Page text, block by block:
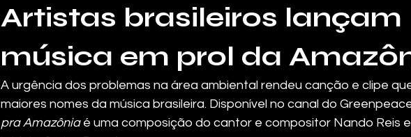
Artistas brasileiros lançam
música em prol da
A urgência dos problemas na área ambiental rendeu canção e clipe
maiores nomes da música brasileira. Disponível no canal do
pra Amazônia é uma composição do cantor e compositor Nando Reis